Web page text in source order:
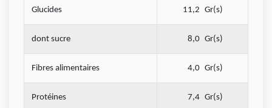
Glucides 11,2 Gr(s)
dont sucre 8,0 Gr(s)
Fibres alimentaires 4,0 Gr(s)
Protéines 7,4 Gr(s)